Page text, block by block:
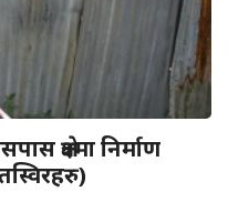
क्षेत्रमा निर्माण